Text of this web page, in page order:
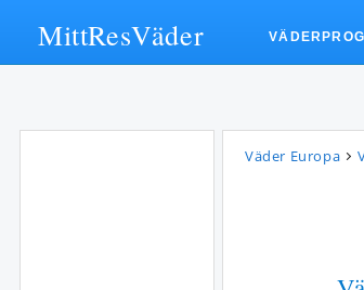
Väder Europa
MittResVäder